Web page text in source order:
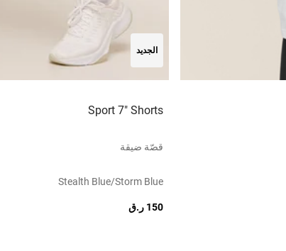
الجديد
Sport 7" Shorts
قصّة ضيقة
Stealth Blue/storm Blue
150 ر.ق